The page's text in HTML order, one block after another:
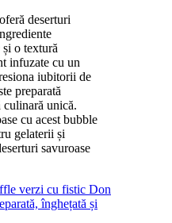
oferă deserturi
o textură
infuzate cu un
iubitorii de
preparată
culinară unică.
cu acest bubble
gelaterii și
savuroase